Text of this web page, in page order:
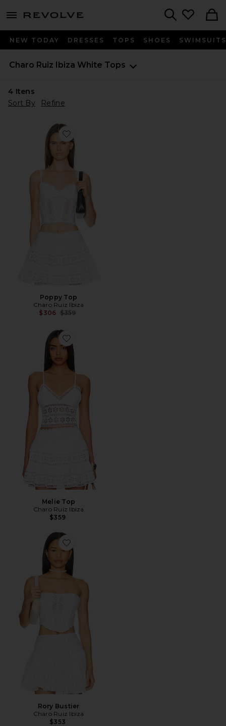
menu - shows more content
NEW TODAY DRESSES TOPS SHOES SWIMSUITS
Charo Ruiz Ibiza White Tops
4 Itens
Sort By
Refine
Favorite Poppy Top
Poppy Top
Charo Ruiz Ibiza
$306 Previous price:
$359
Favorite Melie Top
Melie Top
Charo Ruiz Ibiza
$359
Favorite Rory Bustier
Rory Bustier
Charo Ruiz Ibiza
$353